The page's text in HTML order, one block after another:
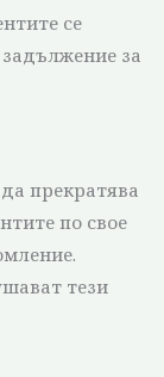
се
за
прекратява
по свое
тези